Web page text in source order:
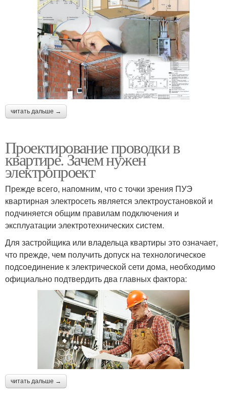
читать дальше →
Проектирование проводки в
квартире. Зачем нужен
электропроект
Прежде всего, напомним, что с точки зрения ПУЭ
квартирная электросеть является электроустановкой и
подчиняется общим правилам подключения и
эксплуатации электротехнических систем.
Для застройщика или владельца квартиры это означает,
что прежде, чем получить допуск на технологическое
подсоединение к электрической сети дома, необходимо
официально подтвердить два главных фактора:
читать дальше →